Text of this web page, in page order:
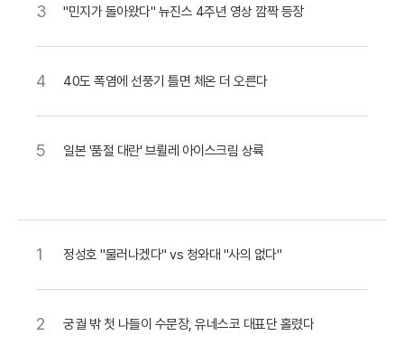
3 "민지가 돌아왔다" 뉴진스 4주년 영상 깜짝 등장
4 40도 폭염에 선풍기 틀면 체온 더 오른다
5 일본 '품절 대란' 브륄레 아이스크림 상륙
1 정성호 "물러나겠다" vs 청와대 "사의 없다"
2 궁궐 밖 첫 나들이 수문장, 유네스코 대표단 홀렸다